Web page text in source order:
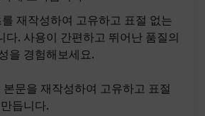
재작성하여 고유하고 표절 없는
다. 사용이 간편하고 뛰어난 품질의
을 경험해보세요.
문을 재작성하여 고유하고 표절
듭니다.